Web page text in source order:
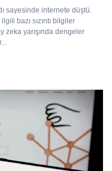
sayesinde internete düştü.
bazı sızıntı bilgiler
zeka yarışında dengeler